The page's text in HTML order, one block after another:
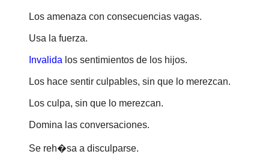
Los amenaza con consecuencias vagas.
Usa la fuerza.
Invalida los sentimientos de los hijos.
Los hace sentir culpables, sin que lo merezcan.
Los culpa, sin que lo merezcan.
Domina las conversaciones.
Se reh�sa a disculparse.